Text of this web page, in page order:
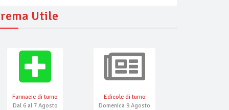
Utile
Farmacie di turno
Dal 6 al 7 Agosto
Edicole di turno
Domenica 9 Agosto